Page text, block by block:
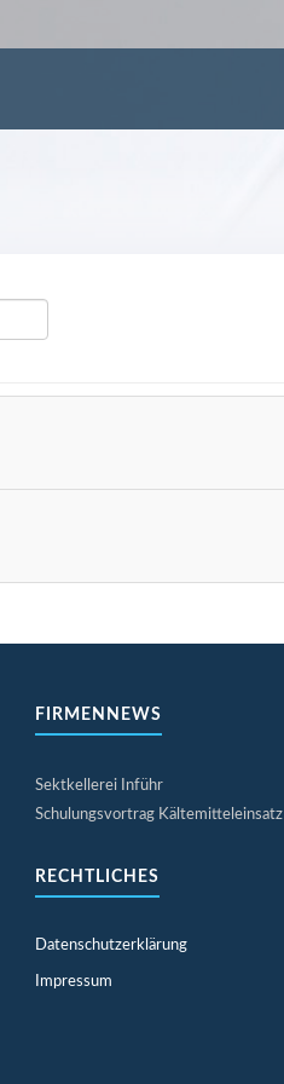
FIRMENNEWS
Sektkellerei Inführ
Schulungsvortrag Kältemitteleinsatz
RECHTLICHES
Datenschutzerklärung
Impressum